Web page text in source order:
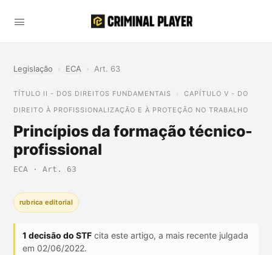
Legislação › ECA › Art. 63
TÍTULO II - DOS DIREITOS FUNDAMENTAIS
CAPÍTULO V - DO
DIREITO À PROFISSIONALIZAÇÃO E À PROTEÇÃO NO TRABALHO
Princípios da formação técnico-
profissional
ECA · Art. 63
rubrica editorial
1 decisão do STF cita este artigo, a mais recente julgada
em 02/06/2022.